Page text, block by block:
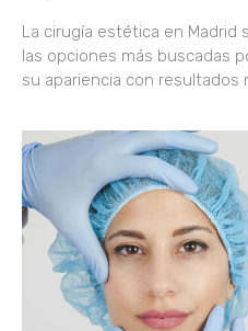
La cirugía estética en Madrid
las opciones más buscadas
su apariencia con resultados